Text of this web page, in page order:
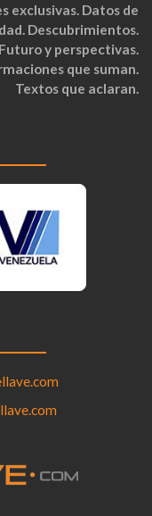
exclusivas. Datos de
Descubrimientos.
Futuro y perspectivas.
que suman.
Textos que aclaran.